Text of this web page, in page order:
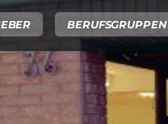
BERUFSGRUPPEN